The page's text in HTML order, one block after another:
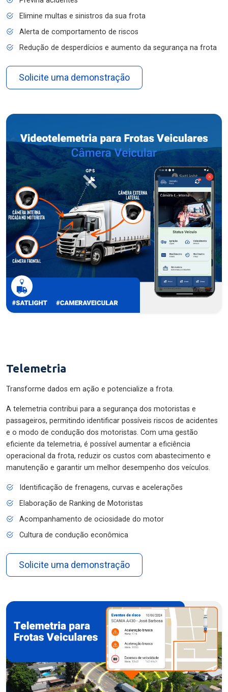
Elimine multas e sinistros da sua frota
Alerta de comportamento de riscos
Redução de desperdícios e aumento da segurança na frota
Solicite uma demonstração
Telemetria
Transforme dados em ação e potencialize a frota.
A telemetria contribui para a segurança dos motoristas e
passageiros, permitindo identificar possíveis riscos de acidentes
e o modo de condução dos motoristas. Com uma gestão
eficiente da telemetria, é possível aumentar a eficiência
operacional da frota, reduzir os custos com abastecimento e
manutenção e garantir um melhor desempenho dos veículos.
Identificação de frenagens, curvas e acelerações
Elaboração de Ranking de Motoristas
Acompanhamento de ociosidade do motor
Cultura de condução econômica
Solicite uma demonstração